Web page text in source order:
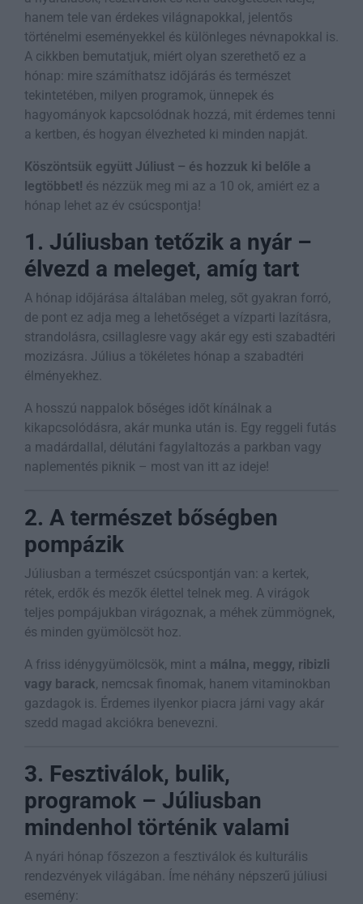
hanem tele van érdekes világnapokkal, jelentős
történelmi eseményekkel és különleges névnapokkal is.
A cikkben bemutatjuk, miért olyan szerethető ez a
hónap: mire számíthatsz időjárás és természet
tekintetében, milyen programok, ünnepek és
hagyományok kapcsolódnak hozzá, mit érdemes tenni
a kertben, és hogyan élvezheted ki minden napját.
Köszöntsük együtt Júliust – és hozzuk ki belőle a
legtöbbet! és nézzük meg mi az a 10 ok, amiért ez a
hónap lehet az év csúcspontja!
1. Júliusban tetőzik a nyár –
élvezd a meleget, amíg tart
A hónap időjárása általában meleg, sőt gyakran forró,
de pont ez adja meg a lehetőséget a vízparti lazításra,
strandolásra, csillaglesre vagy akár egy esti szabadtéri
mozizásra. Július a tökéletes hónap a szabadtéri
élményekhez.
A hosszú nappalok bőséges időt kínálnak a
kikapcsolódásra, akár munka után is. Egy reggeli futás
a madárdallal, délutáni fagylaltozás a parkban vagy
naplementés piknik – most van itt az ideje!
2. A természet bőségben
pompázik
Júliusban a természet csúcspontján van: a kertek,
rétek, erdők és mezők élettel telnek meg. A virágok
teljes pompájukban virágoznak, a méhek zümmögnek,
és minden gyümölcsöt hoz.
A friss idénygyümölcsök, mint a málna, meggy, ribizli
vagy barack, nemcsak finomak, hanem vitaminokban
gazdagok is. Érdemes ilyenkor piacra járni vagy akár
szedd magad akciókra benevezni.
3. Fesztiválok, bulik,
programok – Júliusban
mindenhol történik valami
A nyári hónap főszezon a fesztiválok és kulturális
rendezvények világában. Íme néhány népszerű júliusi
esemény: